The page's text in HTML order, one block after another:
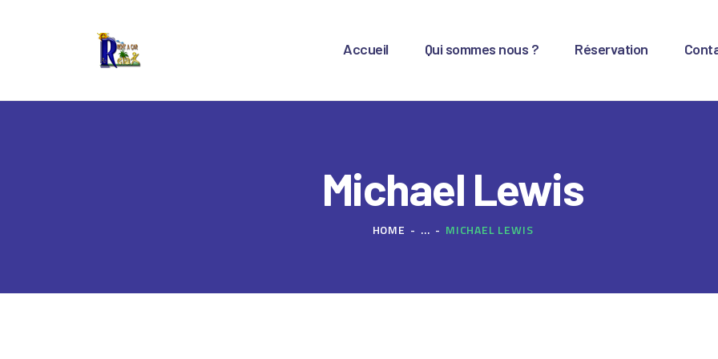
Accueil Qui sommes nous ? Réservation
Michael Lewis
HOME ... MICHAEL LEWIS
QUI SOMMES NOUS ?
RÉSERVATION